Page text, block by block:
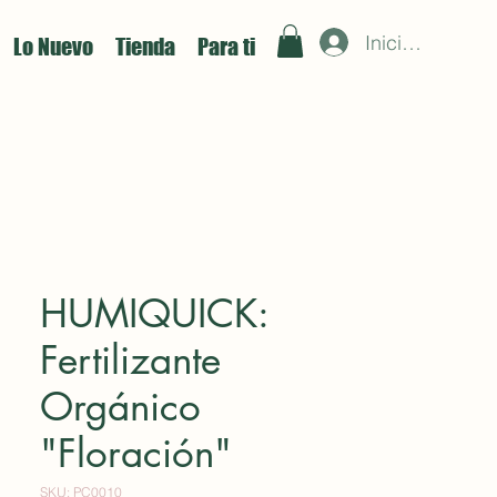
Lo Nuevo Tienda Para ti Iniciar sesión
HUMIQUICK:
Fertilizante
Orgánico
"Floración"
SKU: PC0010